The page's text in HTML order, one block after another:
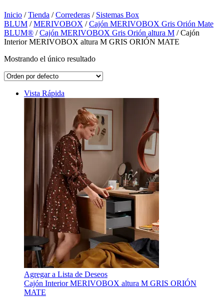
Inicio /Tienda /Correderas / Sistemas Box
BLUM /MERIVOBOX /Cajón MERIVOBOX Gris Orión Mate
BLUM® /Cajón MERIVOBOX Gris Orión altura M / Cajón
Interior MERIVOBOX altura M GRIS ORIÓN MATE
Mostrando el único resultado
Vista Rápida
Agregar a Lista de Deseos
Cajón Interior MERIVOBOX altura M GRIS ORIÓN
MATE